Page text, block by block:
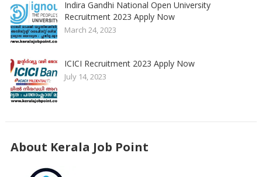
Indira Gandhi National Open University
Recruitment 2023 Apply Now
March 24, 2023
ICICI Recruitment 2023 Apply Now
July 14, 2023
About Kerala Job Point